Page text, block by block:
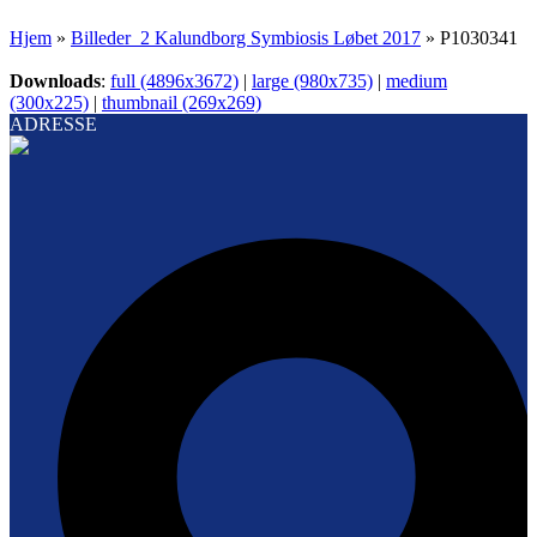
Hjem » Billeder_2 Kalundborg Symbiosis Løbet 2017 » P1030341
Downloads: full (4896x3672) | large (980x735) | medium
(300x225) | thumbnail (269x269)
ADRESSE